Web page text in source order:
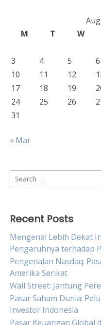
M
T W
3
4 5 6
10
11 12
17
18 19
24
25 26
31
« Mar
Search
for:
Recent Posts
Mengenal Lebih Dekat
Pengaruhnya terhadap
Pengenalan Nasdaq:
Amerika Serikat
Wall Street: Jantung
Pasar Saham Dunia:
Investor Indonesia
Pasar Keuangan Global